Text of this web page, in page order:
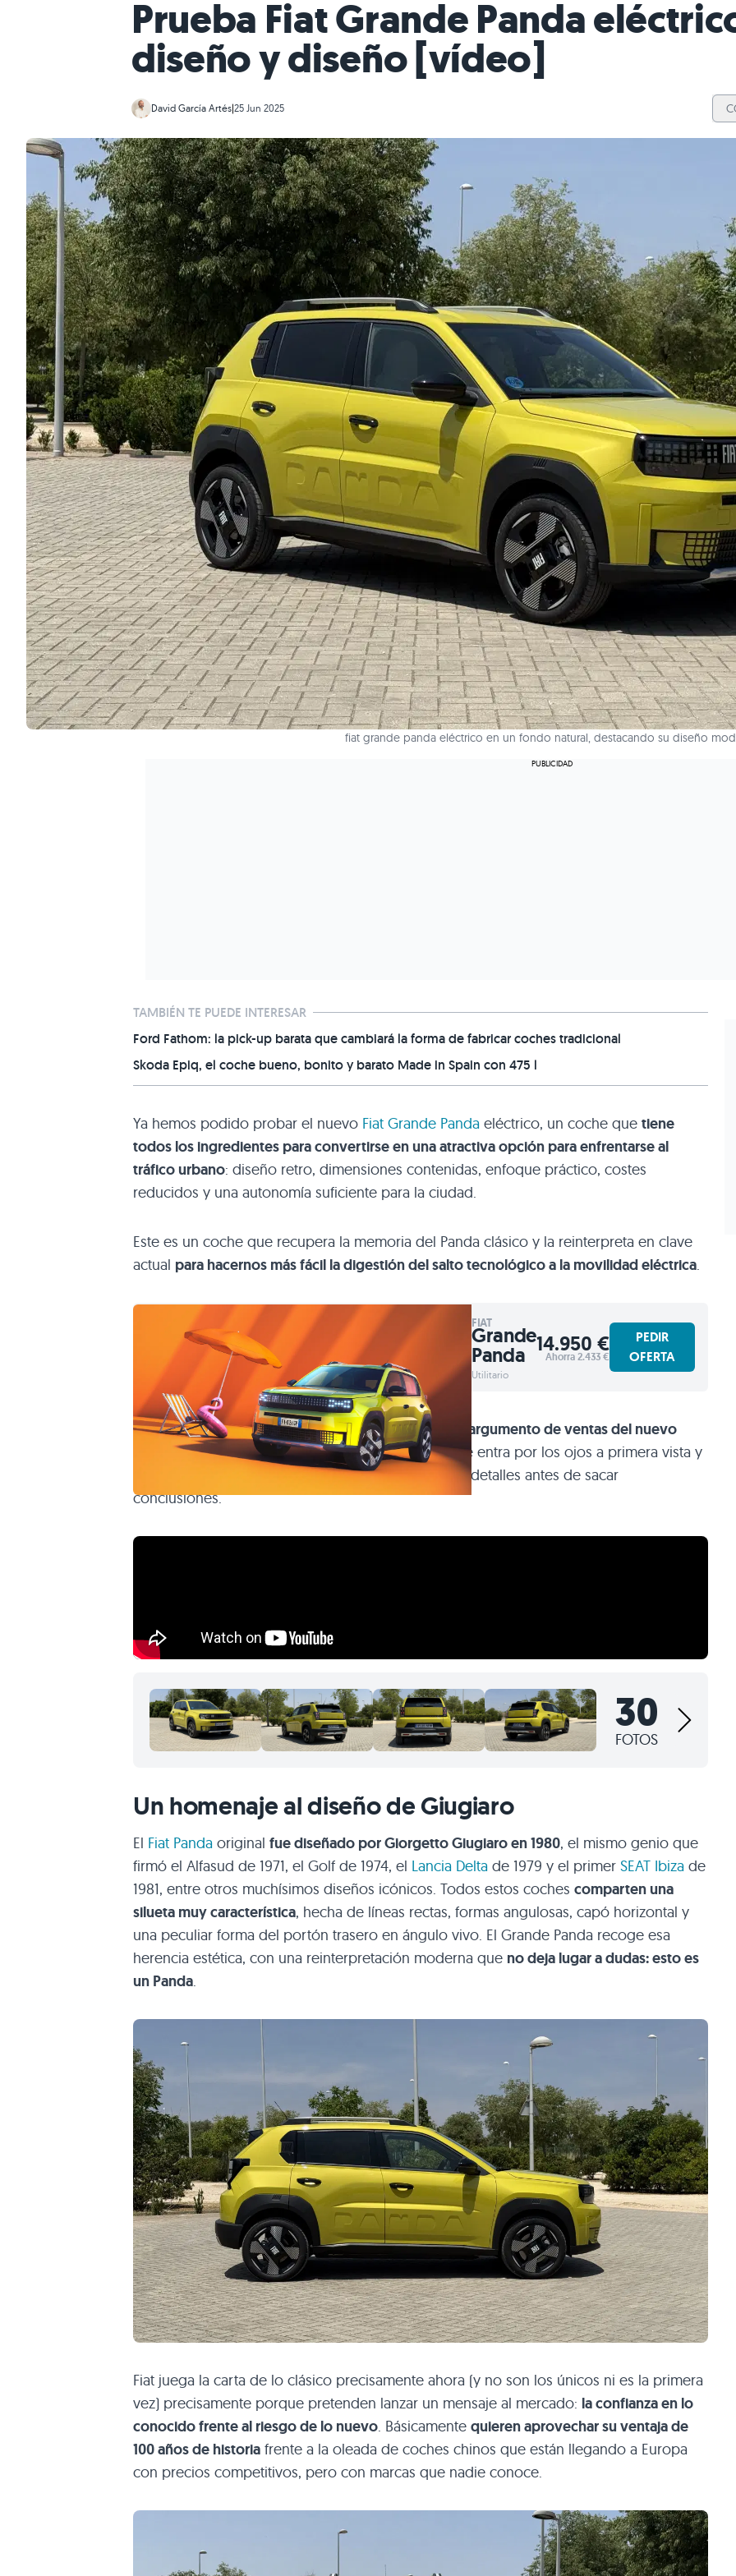
Prueba Fiat Grande Panda
diseño y diseño [vídeo]
David García Artés|25 Jun 2025
fiat grande panda eléctrico en un fondo natural, destacando su diseño
TAMBIÉN TE PUEDE INTERESAR
Ford Fathom: la pick-up barata que cambiará la forma de fabricar coches tradicional
Skoda Epiq, el coche bueno, bonito y barato Made in Spain con 475 l
Ya hemos podido probar el nuevo Fiat Grande Panda eléctrico, un coche que tiene
todos los ingredientes para convertirse en una atractiva opción para enfrentarse al
tráfico urbano: diseño retro, dimensiones contenidas, enfoque práctico, costes
reducidos y una autonomía suficiente para la ciudad.
Este es un coche que recupera la memoria del Panda clásico y la reinterpreta en clave
actual para hacernos más fácil la digestión del salto tecnológico a la movilidad eléctrica.
FIAT
Grande
Panda
Utilitario
14.950 €
Ahorra 2.433 €
PEDIR
OFERTA
Como veremos a lo largo de la prueba,el principal argumento de ventas del nuevo
Panda es su diseño. Basado en un icono, este coche entra por los ojos a primera vista y
no deja indiferente a nadie, pero veamos todos los detalles antes de sacar
conclusiones.
30
FOTOS
Un homenaje al diseño de Giugiaro
El Fiat Panda original fue diseñado por Giorgetto Giugiaro en 1980, el mismo genio que
firmó el Alfasud de 1971, el Golf de 1974, el Lancia Delta de 1979 y el primer SEAT Ibiza de
1981, entre otros muchísimos diseños icónicos. Todos estos coches comparten una
silueta muy característica, hecha de líneas rectas, formas angulosas, capó horizontal y
una peculiar forma del portón trasero en ángulo vivo. El Grande Panda recoge esa
herencia estética, con una reinterpretación moderna que no deja lugar a dudas: esto es
un Panda.
Fiat juega la carta de lo clásico precisamente ahora (y no son los únicos ni es la primera
vez) precisamente porque pretenden lanzar un mensaje al mercado: la confianza en lo
conocido frente al riesgo de lo nuevo. Básicamente quieren aprovechar su ventaja de
100 años de historia frente a la oleada de coches chinos que están llegando a Europa
con precios competitivos, pero con marcas que nadie conoce.